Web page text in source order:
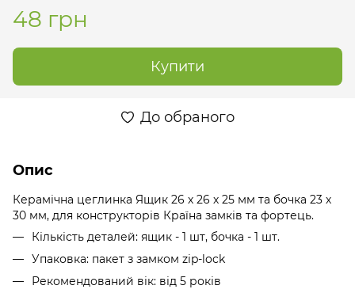
48 грн
Купити
До обраного
Опис
Керамічна цеглинка Ящик 26 х 26 х 25 мм та бочка 23 х
30 мм, для конструкторів Країна замків та фортець.
Кількість деталей: ящик - 1 шт, бочка - 1 шт.
Упаковка: пакет з замком zip-lock
Рекомендований вік: від 5 років